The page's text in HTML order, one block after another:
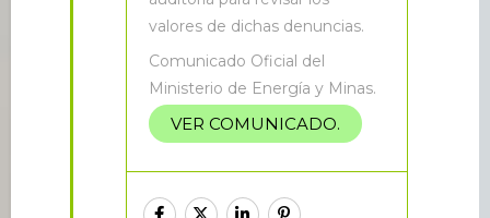
valores de dichas denuncias.
Comunicado Oficial del
Ministerio de Energía y Minas.
VER COMUNICADO.